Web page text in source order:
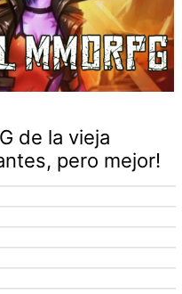
de la vieja
pero mejor!